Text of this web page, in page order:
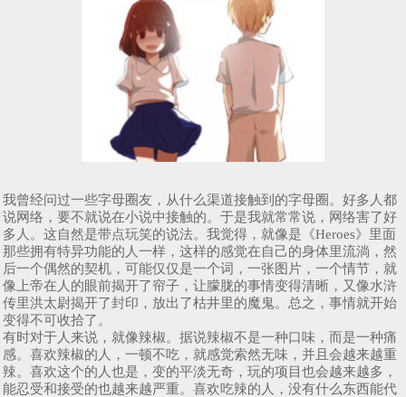
我曾经问过一些字母圈友，从什么渠道接触到的字母圈。好多人都
说网络，要不就说在小说中接触的。于是我就常常说，网络害了好
多人。这自然是带点玩笑的说法。我觉得，就像是《Heroes》里面
那些拥有特异功能的人一样，这样的感觉在自己的身体里流淌，然
后一个偶然的契机，可能仅仅是一个词，一张图片，一个情节，就
像上帝在人的眼前揭开了帘子，让朦胧的事情变得清晰，又像水浒
传里洪太尉揭开了封印，放出了枯井里的魔鬼。总之，事情就开始
变得不可收拾了。
有时对于人来说，就像辣椒。据说辣椒不是一种口味，而是一种痛
感。喜欢辣椒的人，一顿不吃，就感觉索然无味，并且会越来越重
辣。喜欢这个的人也是，变的平淡无奇，玩的项目也会越来越多，
能忍受和接受的也越来越严重。喜欢吃辣的人，没有什么东西能代